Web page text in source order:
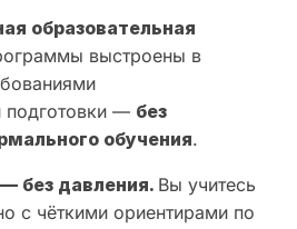
образовательная
выстроены в
подготовки — без
обучения.
без давления. Вы учитесь
с чёткими ориентирами по